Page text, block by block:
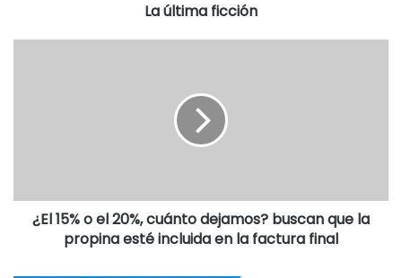
La última ficción
¿El 15% o el 20%, cuánto dejamos? buscan que la
propina esté incluida en la factura final